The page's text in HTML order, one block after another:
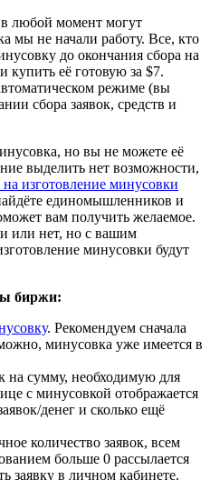
любой момент могут
мы не начали работу. Все, кто
до окончания сбора на
купить её готовую за $7.
режиме (вы
сбора заявок, средств и
но вы не можете её
выделить нет возможности,
изготовление минусовки
единомышленников и
вам получить желаемое.
или нет, но с вашим
минусовки будут
биржи:
. Рекомендуем сначала
минусовка уже имеется в
на сумму, необходимую для
с минусовкой отображается
денег и сколько ещё
количество заявок, всем
больше 0 рассылается
заявку в личном кабинете.